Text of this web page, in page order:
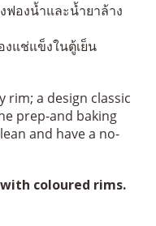
ฟองน้ำและน้ำยาล้าง
แช่แข็งในตู้เย็น
rim; a design classic
prep-and baking
and have a no-
coloured rims.